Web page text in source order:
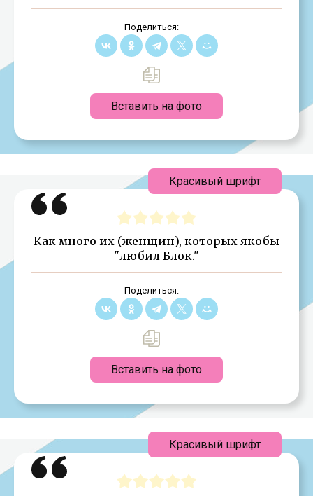
Поделиться:
Вставить на фото
Как много их (женщин), которых якобы
"любил Блок."
Поделиться:
Вставить на фото
Красивый шрифт
Красивый шрифт